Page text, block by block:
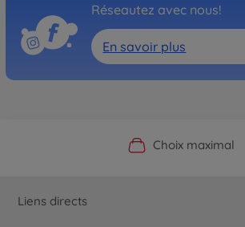
Réseautez avec nous!
En savoir plus
Boutique officielle du
Choix maximal
Service personnalisé
Livraison rapide
Liens directs